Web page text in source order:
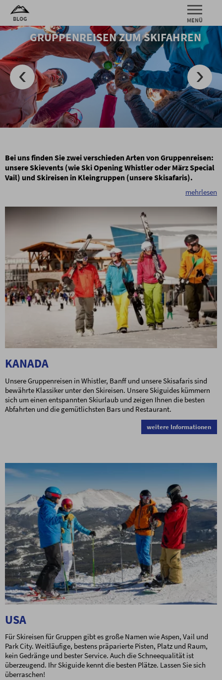
GRUPPENREISEN ZUM SKIFAHREN
Bei uns finden Sie zwei verschieden Arten von Gruppenreisen:
unsere Skievents (wie Ski Opening Whistler oder März Special
Vail) und Skireisen in Kleingruppen (unsere Skisafaris).
mehrlesen
KANADA
Unsere Gruppenreisen in Whistler, Banff und unsere Skisafaris sind
bewährte Klassiker unter den Skireisen. Unsere Skiguides kümmern
sich um einen entspannten Skiurlaub und zeigen Ihnen die besten
Abfahrten und die gemütlichsten Bars und Restaurant.
weitere Informationen
USA
Für Skireisen für Gruppen gibt es große Namen wie Aspen, Vail und
Park City. Weitläufige, bestens präparierte Pisten, Platz und Raum,
kein Gedränge und bester Service. Auch die Schneequalität ist
überzeugend. Ihr Skiguide kennt die besten Plätze. Lassen Sie sich
überraschen!